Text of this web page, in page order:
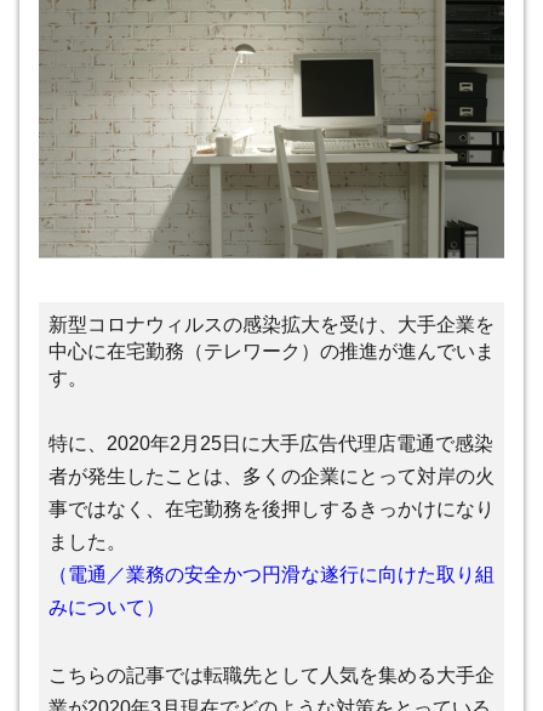
新型コロナウィルスの感染拡大を受け、大手企業を
中心に在宅勤務（テレワーク）の推進が進んでいま
す。
特に、2020年2月25日に大手広告代理店電通で感染
者が発生したことは、多くの企業にとって対岸の火
事ではなく、在宅勤務を後押しするきっかけになり
ました。
（電通／業務の安全かつ円滑な遂行に向けた取り組
みについて）
こちらの記事では転職先として人気を集める大手企